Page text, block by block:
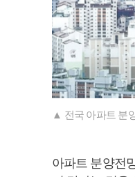
▲ 전국 아파트 분
아파트 분양전